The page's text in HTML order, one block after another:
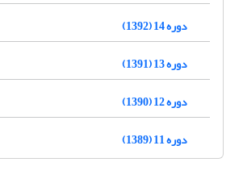
دوره 14 (1392)
دوره 13 (1391)
دوره 12 (1390)
دوره 11 (1389)